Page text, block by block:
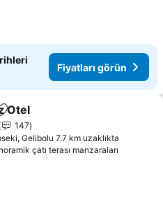
Fiyatları görün
Favorilerime ekle
Otel
147
Gelibolu 7.7 km uzaklıkta
çatı terası manzaraları